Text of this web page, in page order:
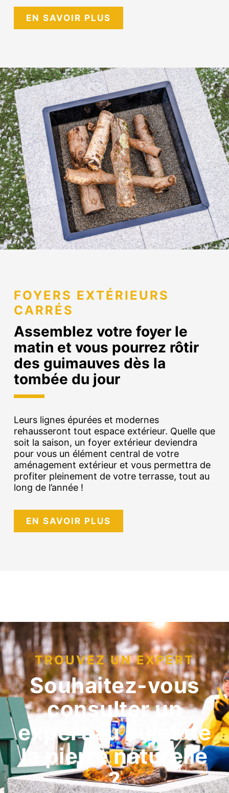
EN SAVOIR PLUS
FOYERS EXTÉRIEURS
CARRÉS
Assemblez votre foyer le
matin et vous pourrez rôtir
des guimauves dès la
tombée du jour
Leurs lignes épurées et modernes
rehausseront tout espace extérieur. Quelle que
soit la saison, un foyer extérieur deviendra
pour vous un élément central de votre
aménagement extérieur et vous permettra de
profiter pleinement de votre terrasse, tout au
long de l’année !
EN SAVOIR PLUS
TROUVEZ UN EXPERT
Souhaitez-vous
consulter un
expert au sujet de
la pierre naturelle
?